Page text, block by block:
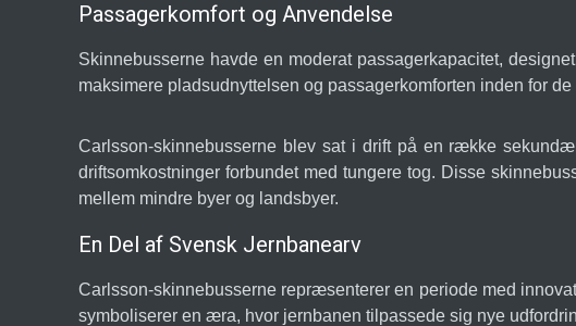
Passagerkomfort og Anvendelse
Skinnebusserne havde en moderat passagerkapacitet,
maksimere pladsudnyttelsen og passagerkomforten inden for
Carlsson-skinnebusserne blev sat i drift på en række
driftsomkostninger forbundet med tungere tog. Disse
mellem mindre byer og landsbyer.
En Del af Svensk Jernbanearv
Carlsson-skinnebusserne repræsenterer en periode med
symboliserer en æra, hvor jernbanen tilpassede sig nye